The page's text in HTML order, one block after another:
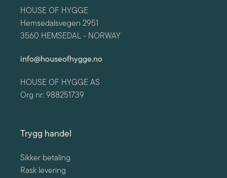
HOUSE OF HYGGE
Hemsedalsvegen 2951
3560 HEMSEDAL - NORWAY
info@houseofhygge.no
HOUSE OF HYGGE AS
Org nr: 988251739
Trygg handel
Sikker betaling
Rask levering